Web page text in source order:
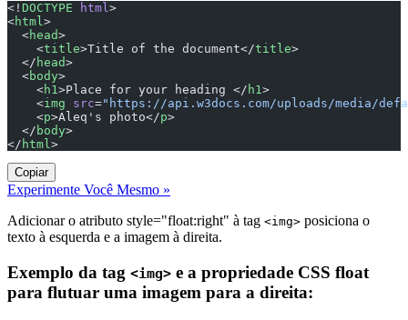
<! DOCTYPE html>
<html>
  <
head>
    <
title>Title of the document</title>
  </
head>
  <
body>
    <
h1>Place for your heading </ h1>
    <
img src="https://api.w3docs.com/uploads/media/
    <
p>Aleq's photo</p>
  </
body>
</ html>
Copiar
Experimente Você Mesmo »
Adicionar o atributo style="float:right" à tag <img> posiciona o
texto à esquerda e a imagem à direita.
Exemplo da tag <img> e a propriedade CSS float
para flutuar uma imagem para a direita: